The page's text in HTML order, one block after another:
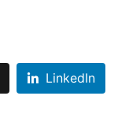
LinkedIn